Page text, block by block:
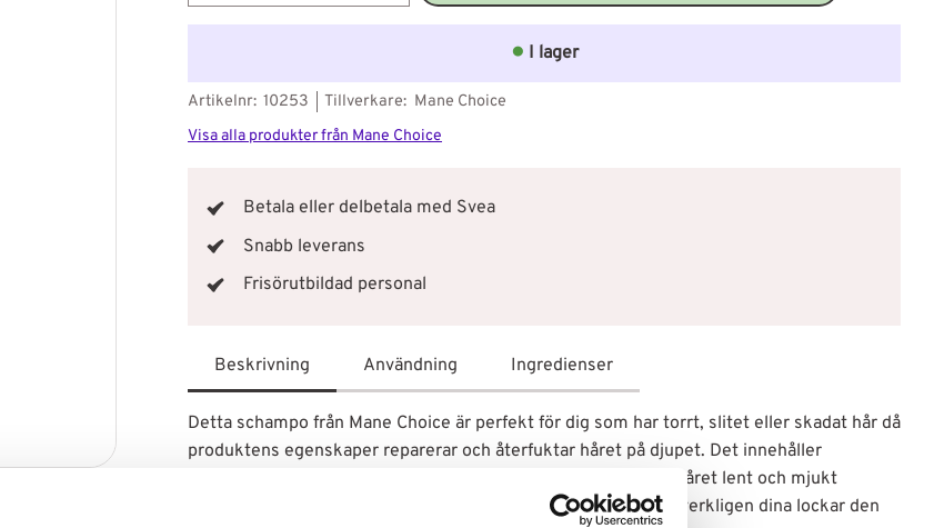
I lager
Artikelnr 10253 Tillverkare Mane Choice
Visa alla produkter från Mane Choice
Beskrivning Användning Ingredienser
Detta schampo från Mane Choice är perfekt för dig som har torrt, slitet eller skadat hår då
produktens egenskaper reparerar och återfuktar håret på djupet. Det innehåller
kalahariolja, silverbär, mongongoolja och baobabolja som gör håret lent och mjukt
samtidigt som det reparerar kluvna hårtoppar. Produkten ger verkligen dina lockar den
Betala eller delbetala med Svea
Snabb leverans
Frisörutbildad personal